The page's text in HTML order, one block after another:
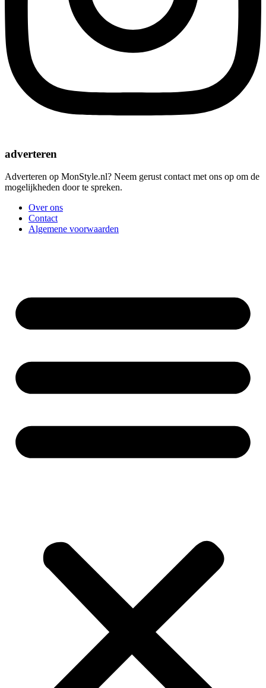
adverteren
Adverteren op MonStyle.nl? Neem gerust contact met ons op om de
mogelijkheden door te spreken.
Over ons
Contact
Algemene voorwaarden